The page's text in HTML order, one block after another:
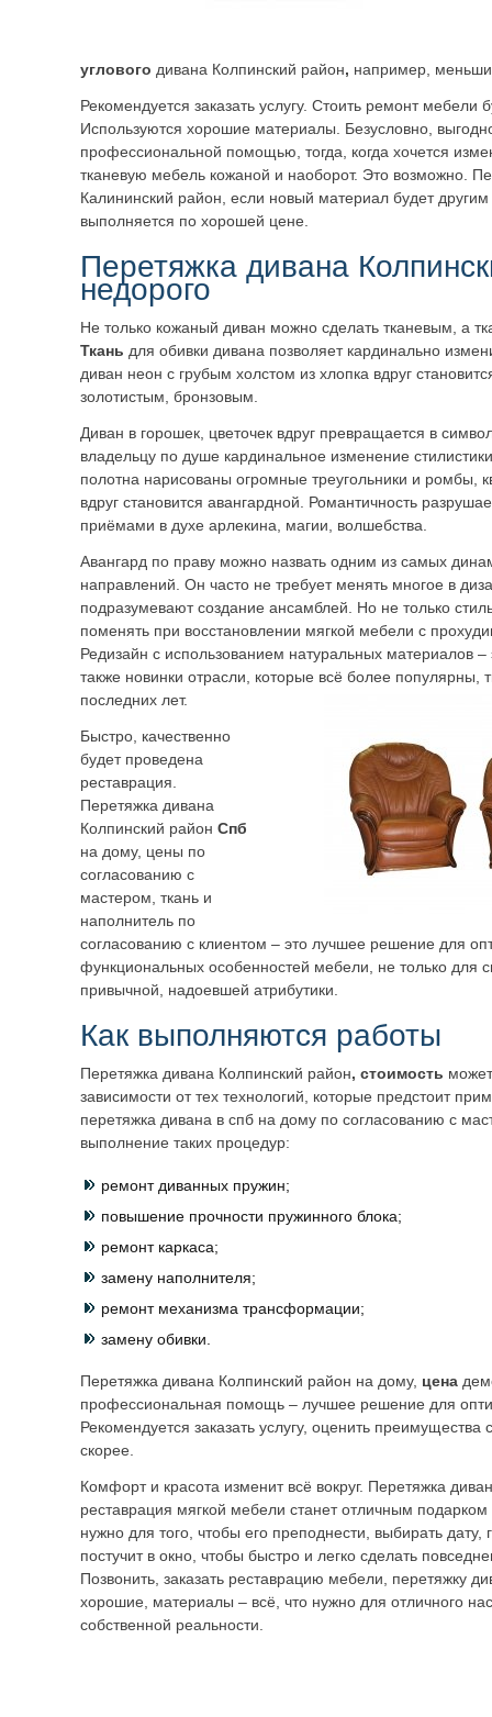
углового дивана Колпинский район, например,
Рекомендуется заказать услугу. Стоить ремонт мебели
Используются хорошие материалы. Безусловно,
профессиональной помощью, тогда, когда хочется
тканевую мебель кожаной и наоборот. Это возможно.
Калининский район, если новый материал будет другим
выполняется по хорошей цене.
Перетяжка дивана
недорого
Не только кожаный диван можно сделать тканевым, а
Ткань для обивки дивана позволяет кардинально
диван неон с грубым холстом из хлопка вдруг
золотистым, бронзовым.
Диван в горошек, цветочек вдруг превращается в
владельцу по душе кардинальное изменение
полотна нарисованы огромные треугольники и ромбы,
вдруг становится авангардной. Романтичность
приёмами в духе арлекина, магии, волшебства.
Авангард по праву можно назвать одним из самых
направлений. Он часто не требует менять многое в
подразумевают создание ансамблей. Но не только
поменять при восстановлении мягкой мебели с
Редизайн с использованием натуральных материалов –
также новинки отрасли, которые всё более популярны,
последних лет.
Быстро, качественно
будет проведена
реставрация.
Перетяжка дивана
Колпинский район Спб
на дому, цены по
согласованию с
мастером, ткань и
наполнитель по
согласованию с клиентом – это лучшее решение для
функциональных особенностей мебели, не только для
привычной, надоевшей атрибутики.
Как выполняются работы
Перетяжка дивана Колпинский район, стоимость
зависимости от тех технологий, которые предстоит
перетяжка дивана в спб на дому по согласованию с
выполнение таких процедур:
ремонт диванных пружин;
повышение прочности пружинного блока;
ремонт каркаса;
замену наполнителя;
ремонт механизма трансформации;
замену обивки.
Перетяжка дивана Колпинский район на дому, цена
профессиональная помощь – лучшее решение для
Рекомендуется заказать услугу, оценить преимущества
скорее.
Комфорт и красота изменит всё вокруг. Перетяжка
реставрация мягкой мебели станет отличным
нужно для того, чтобы его преподнести, выбирать дату,
постучит в окно, чтобы быстро и легко сделать
Позвонить, заказать реставрацию мебели, перетяжку
хорошие, материалы – всё, что нужно для отличного
собственной реальности.